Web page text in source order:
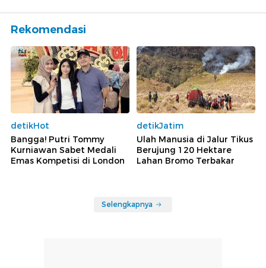
Rekomendasi
detikHot
Bangga! Putri Tommy
Kurniawan Sabet Medali
Emas Kompetisi di London
detikJatim
Ulah Manusia di Jalur Tikus
Berujung 120 Hektare
Lahan Bromo Terbakar
Selengkapnya